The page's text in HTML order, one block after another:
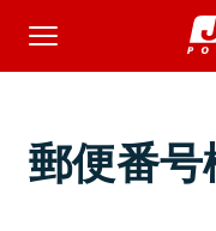
郵便番号